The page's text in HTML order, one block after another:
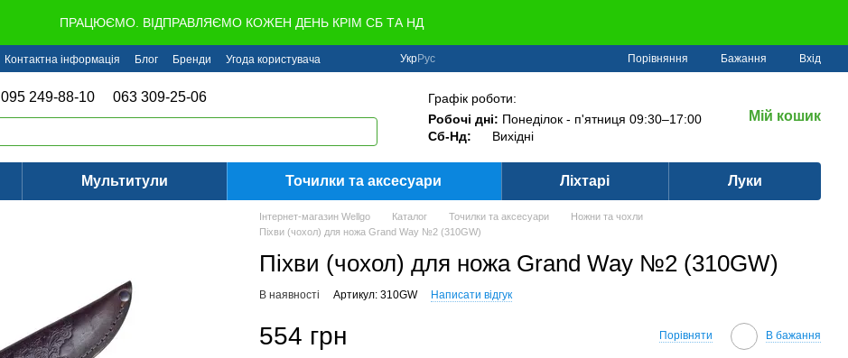
ПРАЦЮЄМО. ВІДПРАВЛЯЄМО КОЖЕН ДЕНЬ КРІМ СБ ТА НД
Контактна інформація Блог Бренди Угода користувача УкрРус Порівняння Бажання Вхід
095 249-88-10 063 309-25-06
Графік роботи:
Робочі дні: Понеділок - п'ятниця 09:30–17:00
Сб-Нд:
Вихідні
Мій кошик
Мультитули Точилки та аксесуари Ліхтарі Луки
Інтернет-магазин Wellgo Каталог Точилки та аксесуари
Ножни та чохли
Піхви (чохол) для ножа Grand Way №2 (310GW)
Піхви (чохол) для ножа Grand Way №2 (310GW)
В наявності Артикул: 310GW Написати відгук
554 грн Порівняти В бажання